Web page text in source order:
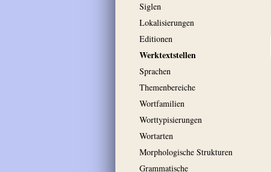
Siglen
Lokalisierungen
Editionen
Werktextstellen
Sprachen
Themenbereiche
Wortfamilien
Worttypisierungen
Wortarten
Morphologische Strukturen
Grammatische